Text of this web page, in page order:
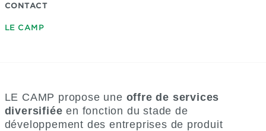
CONTACT
LE CAMP
LE CAMP propose une offre de services
diversifiée en fonction du stade de
développement des entreprises de produit